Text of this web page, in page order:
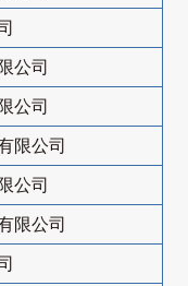
公司
公司
限公司
公司
限公司